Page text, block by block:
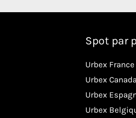
Spot par
Urbex France
Urbex Canada
Urbex
Urbex